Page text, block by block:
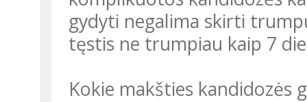
gydyti negalima skirti
tęstis ne trumpiau kaip 7
Kokie makšties kandidozės